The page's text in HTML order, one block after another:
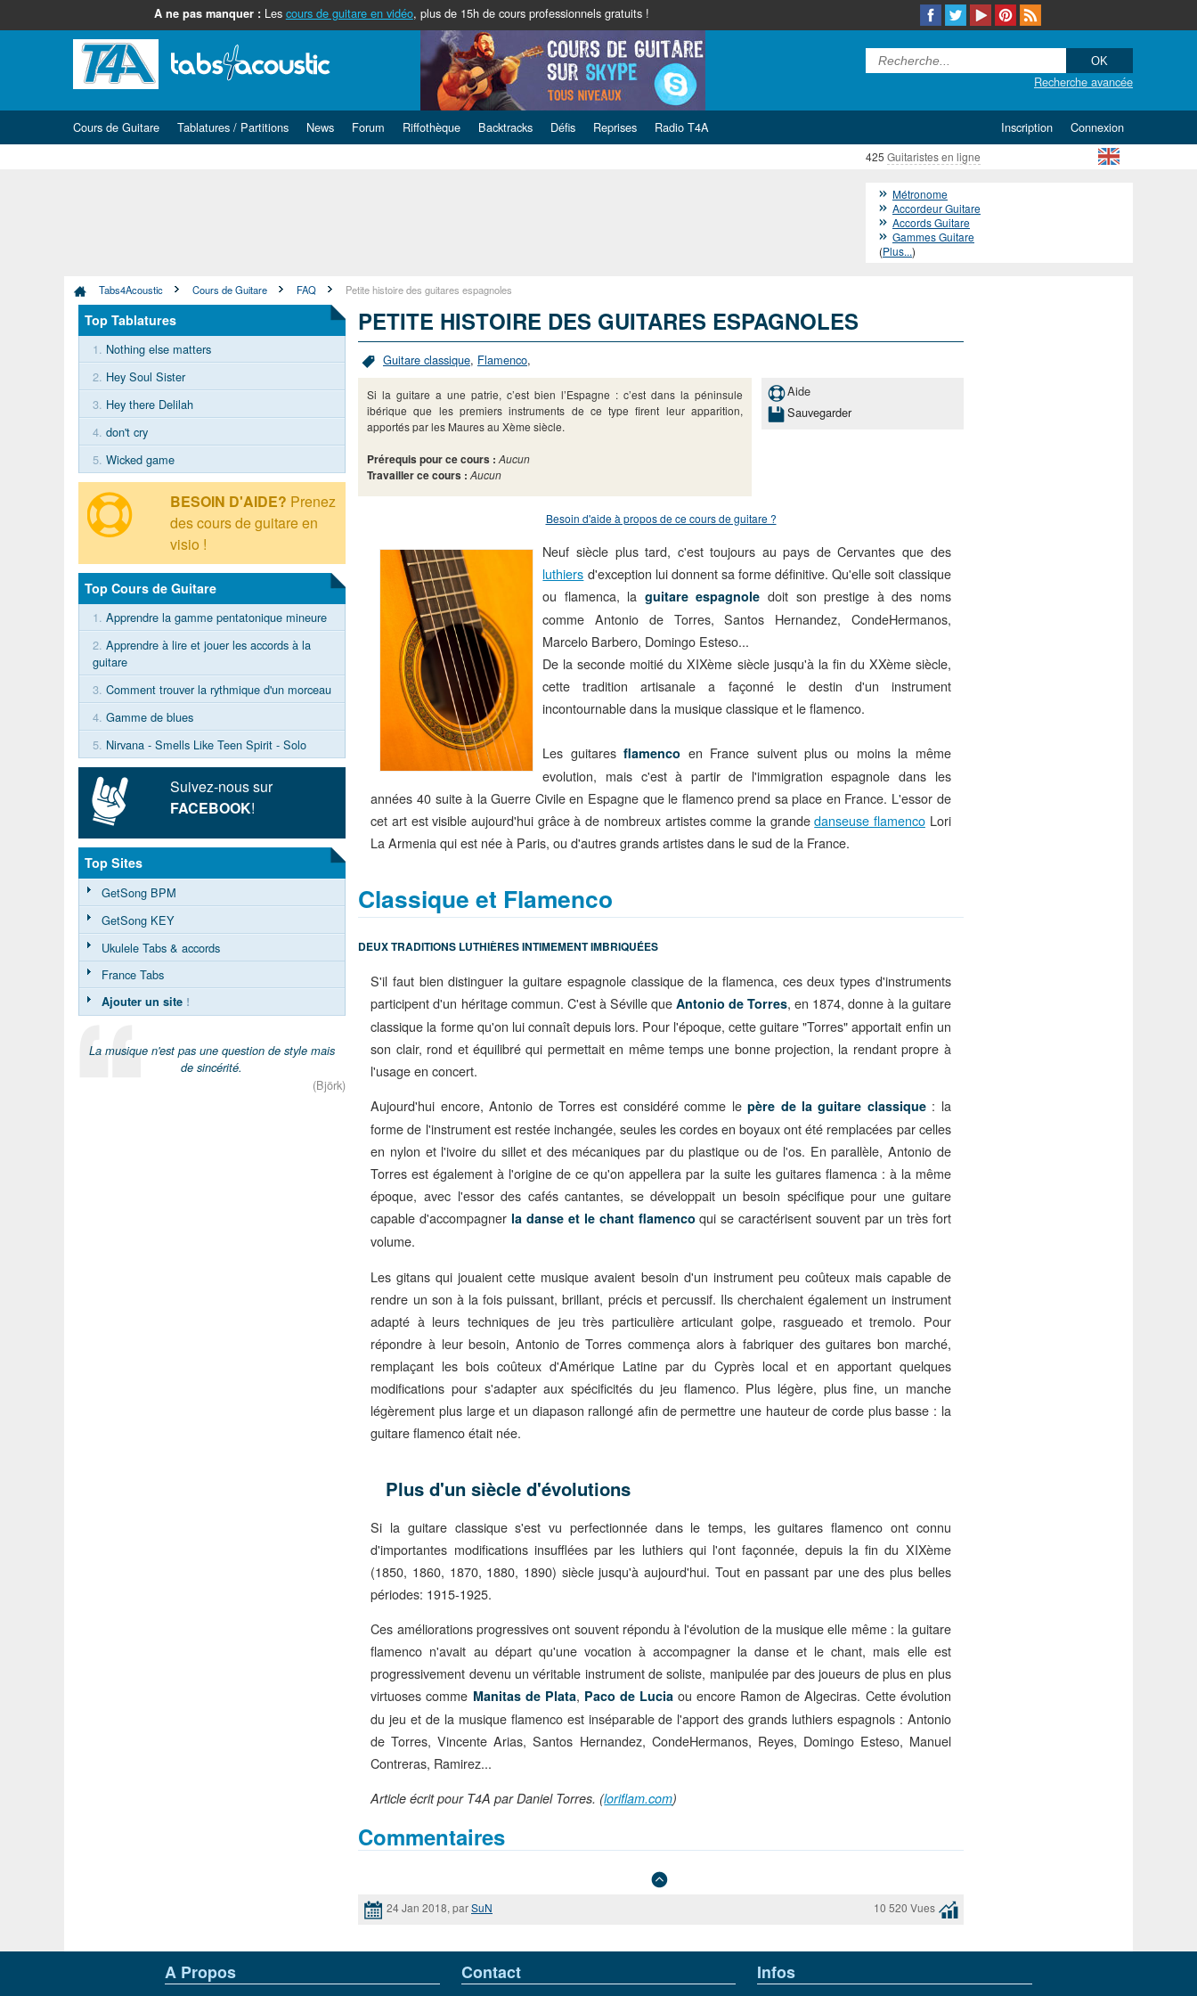
A ne pas manquer : Les cours de guitare en vidéo, plus de 15h de cours professionnels gratuits !
Recherche avancée
Cours de Guitare Tablatures / Partitions News Forum Riffothèque Backtracks Défis Reprises Radio T4A Connexion
Inscription
425 Guitaristes en ligne
Métronome
Accordeur Guitare
Accords Guitare
Gammes Guitare
(Plus...)
Tabs4Acoustic Cours de Guitare FAQ Petite histoire des guitares espagnoles
PETITE HISTOIRE DES GUITARES ESPAGNOLES
Guitare classique, Flamenco,
Aide
Sauvegarder
Si la guitare a une patrie, c’est bien l’Espagne : c’est dans la péninsule
ibérique que les premiers instruments de ce type firent leur apparition,
apportés par les Maures au Xème siècle.
Prérequis pour ce cours : Aucun
Travailler ce cours : Aucun
Besoin d'aide à propos de ce cours de guitare ?
Neuf siècle plus tard, c'est toujours au pays de Cervantes que des
luthiers d'exception lui donnent sa forme définitive. Qu'elle soit classique
ou flamenca, la guitare espagnole doit son prestige à des noms
comme Antonio de Torres, Santos Hernandez, CondeHermanos,
Marcelo Barbero, Domingo Esteso...
De la seconde moitié du XIXème siècle jusqu'à la fin du XXème siècle,
cette tradition artisanale a façonné le destin d'un instrument
incontournable dans la musique classique et le flamenco.
Les guitaresflamenco en France suivent plus ou moins la même
evolution, mais c'est à partir de l'immigration espagnole dans les
années 40 suite à la Guerre Civile en Espagne que le flamenco prend sa place en France. L'essor de
cet art est visible aujourd'hui grâce à de nombreux artistes comme la grandedanseuse flamencoLori
La Armenia qui est née à Paris, ou d'autres grands artistes dans le sud de la France.
Classique et Flamenco
DEUX TRADITIONS LUTHIÈRES INTIMEMENT IMBRIQUÉES
S'il faut bien distinguer la guitare espagnole classique de la flamenca, ces deux types d'instruments
participent d'un héritage commun. C'est à Séville que Antonio de Torres, en 1874, donne à la guitare
classique la forme qu'on lui connaît depuis lors. Pour l'époque, cette guitare "Torres" apportait enfin un
son clair, rond et équilibré qui permettait en même temps une bonne projection, la rendant propre à
l'usage en concert.
Aujourd'hui encore, Antonio de Torres est considéré comme lepère de la guitare classique: la
forme de l'instrument est restée inchangée, seules les cordes en boyaux ont été remplacées par celles
en nylon et l'ivoire du sillet et des mécaniques par du plastique ou de l'os. En parallèle, Antonio de
Torres est également à l'origine de ce qu'on appellera par la suite les guitares flamenca : à la même
époque, avec l'essor des cafés cantantes, se développait un besoin spécifique pour une guitare
capable d'accompagner la danse et le chant flamencoqui se caractérisent souvent par un très fort
volume.
Les gitans qui jouaient cette musique avaient besoin d'un instrument peu coûteux mais capable de
rendre un son à la fois puissant, brillant, précis et percussif. Ils cherchaient également un instrument
adapté à leurs techniques de jeu très particulière articulant golpe, rasgueado et tremolo. Pour
répondre à leur besoin, Antonio de Torres commença alors à fabriquer des guitares bon marché,
remplaçant les bois coûteux d'Amérique Latine par du Cyprès local et en apportant quelques
modifications pour s'adapter aux spécificités du jeu flamenco. Plus légère, plus fine, un manche
légèrement plus large et un diapason rallongé afin de permettre une hauteur de corde plus basse : la
guitare flamenco était née.
Plus d'un siècle d'évolutions
Si la guitare classique s'est vu perfectionnée dans le temps, les guitares flamenco ont connu
d'importantes modifications insufflées par les luthiers qui l'ont façonnée, depuis la fin du XIXème
(1850, 1860, 1870, 1880, 1890) siècle jusqu'à aujourd'hui. Tout en passant par une des plus belles
périodes: 1915-1925.
Ces améliorations progressives ont souvent répondu à l'évolution de la musique elle même : la guitare
flamenco n'avait au départ qu'une vocation à accompagner la danse et le chant, mais elle est
progressivement devenu un véritable instrument de soliste, manipulée par des joueurs de plus en plus
virtuoses comme Manitas de Plata, Paco de Lucia ou encore Ramon de Algeciras. Cette évolution
du jeu et de la musique flamenco est inséparable de l'apport des grands luthiers espagnols : Antonio
de Torres, Vincente Arias, Santos Hernandez, CondeHermanos, Reyes, Domingo Esteso, Manuel
Contreras, Ramirez...
Article écrit pour T4A par Daniel Torres. (loriflam.com)
Commentaires
24 Jan 2018, parSuN 10 520 Vues
Top Tablatures
1. Nothing else matters
2. Hey Soul Sister
3. Hey there Delilah
4. don't cry
5. Wicked game
BESOIN D'AIDE? Prenez
des cours de guitare en
visio !
Top Cours de Guitare
1. Apprendre la gamme pentatonique mineure
2. Apprendre à lire et jouer les accords à la
guitare
3. Comment trouver la rythmique d'un morceau
4. Gamme de blues
5. Nirvana - Smells Like Teen Spirit - Solo
Suivez-nous sur
FACEBOOK!
Top Sites
GetSong BPM
GetSong KEY
Ukulele Tabs & accords
France Tabs
Ajouter un site!
La musique n'est pas une question de style mais
de sincérité.
(Björk)
A Propos Contact Infos